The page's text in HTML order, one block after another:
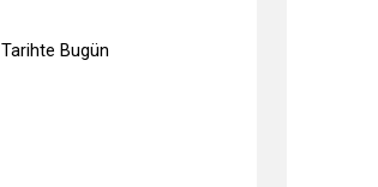
Tarihte Bugün